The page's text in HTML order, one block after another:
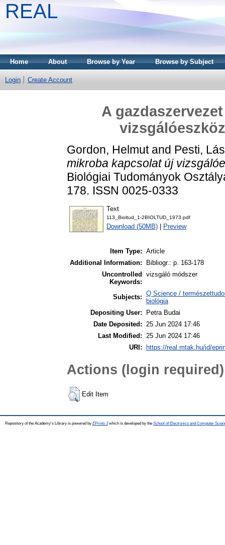
REAL
Home About Browse by Year Browse by Subject
Login Create Account
A
Gordon, Helmutand Pesti,
mikroba kapcsolat új
Biológiai Tudományok
178. ISSN 0025-0333
Text
113_Bioltud_1-2BIOLTUD_1973.pdf
Download (50MB) Preview
Item Type: Article
Additional Information:
Bibliogr.: p. 163-178
Uncontrolled
Keywords:
vizsgáló módszer
Subjects: Q Science /
biológia
Depositing User:
Petra Budai
Date Deposited: 25 Jun 2024 17:46
Last Modified: 25 Jun 2024 17:46
URI:
https://real.mtak.hu/id/
Actions (login required)
Edit Item
Repository of the Academy's Library is powered by EPrints 3which is developed by the School of Electronics and Computer